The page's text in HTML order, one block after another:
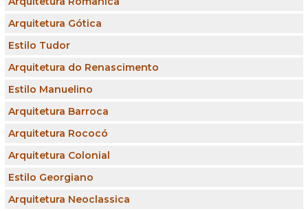
Arquitetura Gótica
Estilo Tudor
Arquitetura do Renascimento
Estilo Manuelino
Arquitetura Barroca
Arquitetura Rococó
Arquitetura Colonial
Estilo Georgiano
Arquitetura Neoclassica